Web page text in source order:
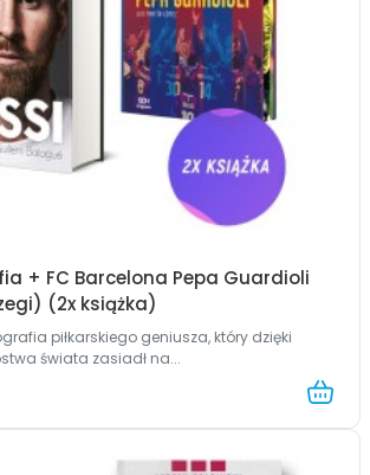
+ FC Barcelona Pepa Guardioli
(2x książka)
piłkarskiego geniusza, który dzięki
świata zasiadł na...